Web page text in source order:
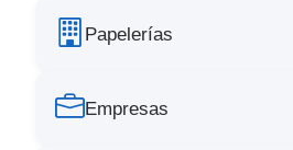
Papelerías
Empresas